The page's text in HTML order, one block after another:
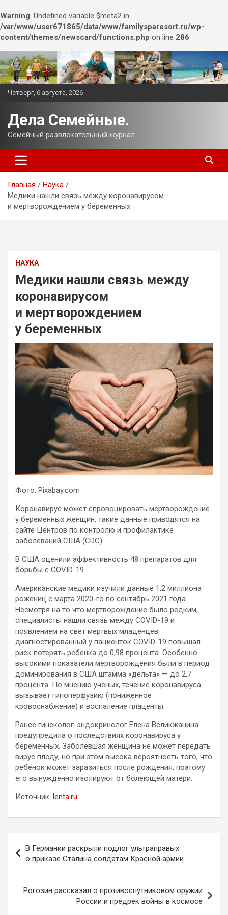
Warning: Undefined variable $meta2 in
/var/www/user671865/data/www/familysparesort.ru/wp-
content/themes/newscard/functions.php on line 286
Перейти
к
содержимому
Четверг, 6 августа, 2026
Дела Семейные.
Семейный развлекательный журнал.
Главная
Наука
Медики нашли связь между коронавирусом
и мертворождением у беременных
НАУКА
Медики нашли связь между
коронавирусом
и мертворождением
у беременных
Фото: Pixabay.com
Коронавирус может спровоцировать мертворождение
у беременных женщин, такие данные приводятся на
сайте Центров по контролю и профилактике
заболеваний США (CDC).
В США оценили эффективность 48 препаратов для
борьбы с COVID-19
Американские медики изучили данные 1,2 миллиона
рожениц с марта 2020-го по сентябрь 2021 года.
Несмотря на то что мертворождение было редким,
специалисты нашли связь между COVID-19 и
появлением на свет мертвых младенцев:
диагностированный у пациенток COVID-19 повышал
риск потерять ребенка до 0,98 процента. Особенно
высокими показатели мертворождения были в период
доминирования в США штамма «дельта» — до 2,7
процента. По мнению ученых, течение коронавируса
вызывает гипоперфузию (пониженное
кровоснабжение) и воспаление плаценты.
Ранее гинеколог-эндокринолог Елена Великжанина
предупредила о последствиях коронавируса у
беременных. Заболевшая женщина не может передать
вирус плоду, но при этом высока вероятность того, что
ребенок может заразиться после рождения, поэтому
его вынужденно изолируют от болеющей матери.
Источник: lenta.ru
по
записям
В Германии раскрыли подлог ультраправых
о приказе Сталина солдатам Красной армии
Рогозин рассказал о противоспутниковом оружии
России и предрек войны в космосе